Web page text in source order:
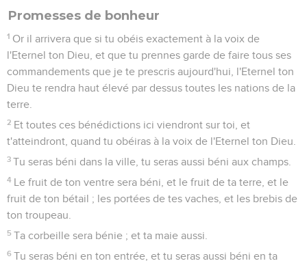
Promesses de bonheur
1 Or il arrivera que si tu obéis exactement à la voix de
l'Eternel ton Dieu, et que tu prennes garde de faire tous ses
commandements que je te prescris aujourd'hui, l'Eternel ton
Dieu te rendra haut élevé par dessus toutes les nations de la
terre.
2 Et toutes ces bénédictions ici viendront sur toi, et
t'atteindront, quand tu obéiras à la voix de l'Eternel ton Dieu.
3 Tu seras béni dans la ville, tu seras aussi béni aux champs.
4 Le fruit de ton ventre sera béni, et le fruit de ta terre, et le
fruit de ton bétail ; les portées de tes vaches, et les brebis de
ton troupeau.
5 Ta corbeille sera bénie ; et ta maie aussi.
6 Tu seras béni en ton entrée, et tu seras aussi béni en ta